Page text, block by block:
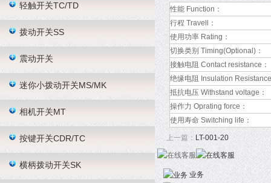
轻触开关TC/TD
拨动开关SS
震动开关
迷你小拨动开关MS/MK
相机开关MT
按键开关CDR/TC
横柄拨动开关SK
性能 Function：
行程 Travell：
使用功率 Rating：
切换类别 Timing(Optional)：
接触电阻 Contact resistance：
绝缘电阻 Insulation
抵抗电压 Withstand voltage：
操作力 Oprating force：
使用寿命 Switching life：
上一篇： LT-001-20
业务